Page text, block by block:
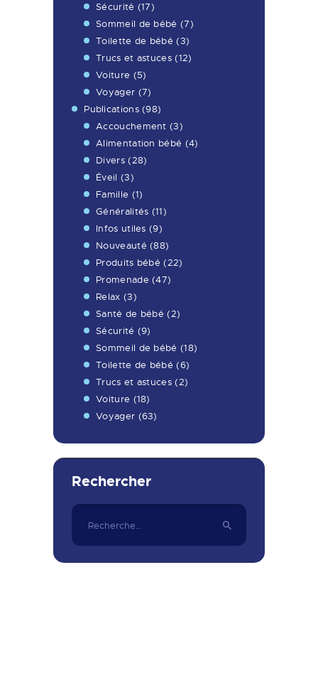
Sécurité (17)
Sommeil de bébé (7)
Toilette de bébé (3)
Trucs et astuces(12)
Voiture (5)
Voyager (7)
Publications(98)
Accouchement (3)
Alimentation bébé (4)
Divers(28)
Éveil (3)
Famille (1)
Généralités (11)
Infos utiles (9)
Nouveauté (88)
Produits bébé (22)
Promenade (47)
Relax (3)
Santé de bébé (2)
Sécurité (9)
Sommeil de bébé (18)
Toilette de bébé (6)
Trucs et astuces(2)
Voiture (18)
Voyager (63)
Rechercher
Rechercher :